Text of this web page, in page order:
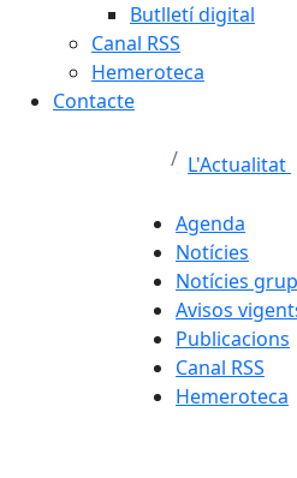
Butlletí digital
Canal RSS
Hemeroteca
Contacte
L'Actualitat
Agenda
Notícies
Notícies
Avisos
Publicacions
Canal RSS
Hemeroteca